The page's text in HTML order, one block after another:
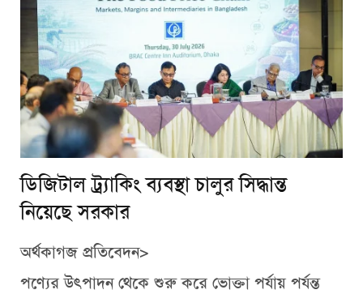
ডিজিটাল ট্র্যাকিং ব্যবস্থা চালুর সিদ্ধান্ত
নিয়েছে সরকার
অর্থকাগজ প্রতিবেদন>
পণ্যের উৎপাদন থেকে শুরু করে ভোক্তা পর্যায় পর্যন্ত